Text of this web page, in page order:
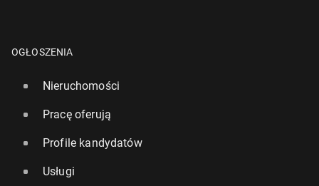
OGŁOSZENIA
Nieruchomości
Pracę oferują
Profile kandydatów
Usługi